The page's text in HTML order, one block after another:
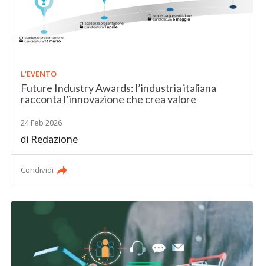
L'EVENTO
Future Industry Awards: l’industria italiana
racconta l’innovazione che crea valore
24 Feb 2026
di Redazione
Condividi